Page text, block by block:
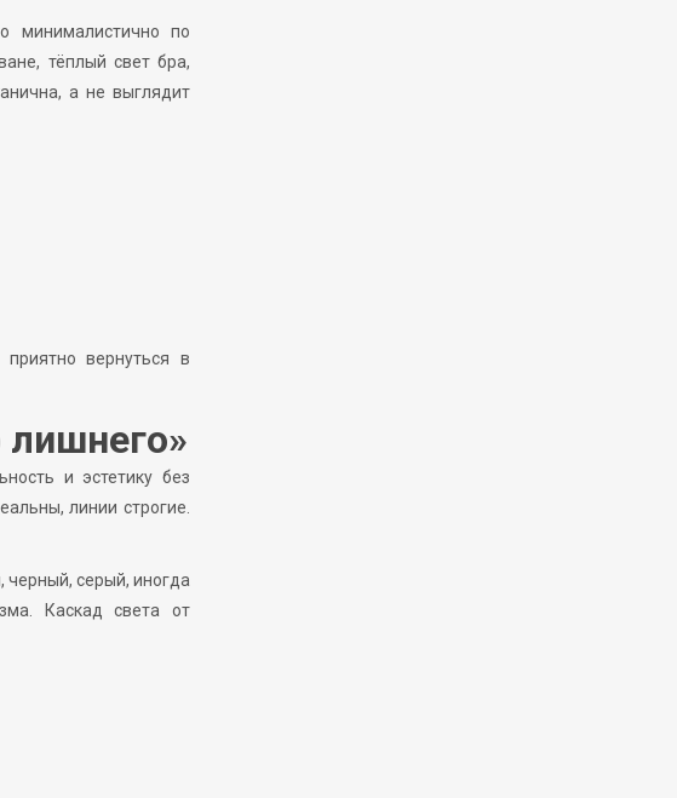
минималистично по
тёплый свет бра,
а не выглядит
вернуться в
и эстетику без
линии строгие.
черный, серый, иногда
Каскад света от